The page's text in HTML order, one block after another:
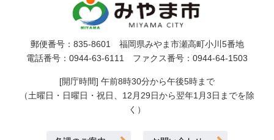
郵便番号：835-8601 福岡県みやま市瀬高町小川5番地
電話番号：0944-63-6111 ファクス番号：0944-64-1503
[開庁時間] 午前8時30分から午後5時まで
（土曜日・日曜日・祝日、12月29日から翌年1月3日までを除
く）